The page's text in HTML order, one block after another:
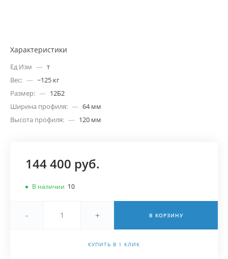
Характеристики
Ед Изм — т
Вес: — ~125 кг
Размер: — 12Б2
Ширина профиля: — 64 мм
Высота профиля: — 120 мм
144 400 руб.
В наличии 10
- + В КОРЗИНУ
КУПИТЬ В 1 КЛИК